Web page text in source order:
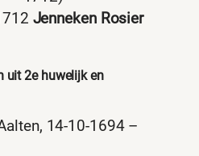
Jenneken Rosier
uit 2e huwelijk en
14-10-1694 –